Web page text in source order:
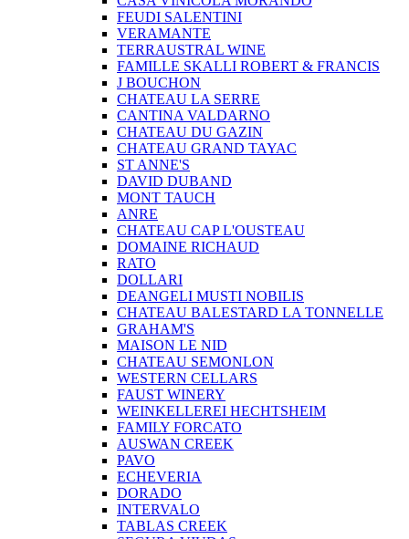
FEUDI SALENTINI
VERAMANTE
TERRAUSTRAL WINE
FAMILLE SKALLI ROBERT & FRANCIS
J BOUCHON
CHATEAU LA SERRE
CANTINA VALDARNO
CHATEAU DU GAZIN
CHATEAU GRAND TAYAC
ST ANNE'S
DAVID DUBAND
MONT TAUCH
ANRE
CHATEAU CAP L'OUSTEAU
DOMAINE RICHAUD
RATO
DOLLARI
DEANGELI MUSTI NOBILIS
CHATEAU BALESTARD LA TONNELLE
GRAHAM'S
MAISON LE NID
CHATEAU SEMONLON
WESTERN CELLARS
FAUST WINERY
WEINKELLEREI HECHTSHEIM
FAMILY FORCATO
AUSWAN CREEK
PAVO
ECHEVERIA
DORADO
INTERVALO
TABLAS CREEK